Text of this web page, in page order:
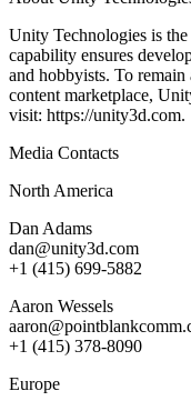
인앱 결제
매장 및 D2C 전반에
수익화
Unity로 광고하세요
활용 부문
모바일 게임
Unity로 모바일 히트작
인디 게임
소규모 팀으로 대작 게
XR 게임
데모
데모, 샘플 및 빌딩 블록
모든 리소스
새로운 기능
블로그
뉴스
뉴스, 스토리, 보도 센터
교육 담당자 대상 교육
교육 효율 극대화
교육 라이선스
자격증
Unity Technologies is
capability ensures
and hobbyists. To
content marketplace,
visit: https://unity3d.com.
Media Contacts
North America
Dan Adams
dan@unity3d.com
+1 (415) 699-5882
Aaron Wessels
+1 (415) 378-8090
Europe